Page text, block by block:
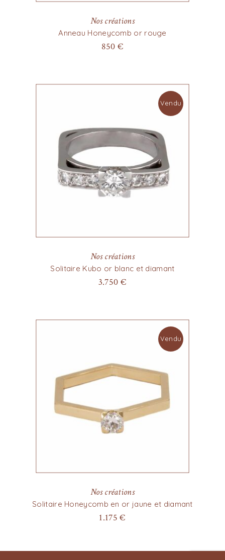
Nos créations
Anneau Honeycomb or rouge
850€
Vendu
Nos créations
Solitaire Kubo or blanc et diamant
3.750 €
Vendu
Nos créations
Solitaire Honeycomb en or jaune et diamant
1.175€